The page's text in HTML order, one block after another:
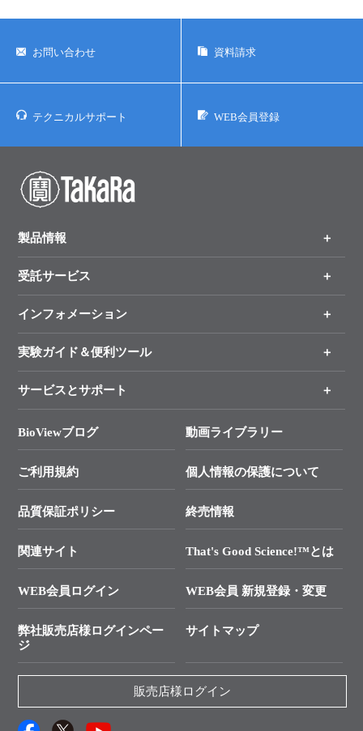
お問い合わせ 資料請求
テクニカルサポート WEB会員登録
製品情報
製品一覧
手法から製品を探す
新製品情報
受託サービス
オンライン注文
インフォメーション
キャンペーン
タカラバイオ各種会員募集のお知らせ
終売製品のお知らせ
価格改定のご案内
技術セミナーのご案内
タカラバイオ発表文献
実験ガイド＆便利ツール
リアルタイムPCR実験のススメ
幹細胞・再生医療研究ガイド
クローニング実験ガイド
SMARTer NGSポータルサイト
プライマー設計
制限酵素切断サイトの検索
ユーザーズボイス集
抗体検索サイト
サービスとサポート
総合お問い合わせ
├ 実験コンシェルジュ
├ 受託サービスお問い合わせ
資料請求 機器関連
資料請求 受託関連
資料請求 核酸抽出・精製カタログ
サンプル請求一覧
BioViewブログ 動画ライブラリー
ご利用規約 個人情報の保護について
品質保証ポリシー 終売情報
関連サイト That's Good Science!™とは
WEB会員ログイン WEB会員 新規登録・変更
弊社販売店様ログインペー
ジ
サイトマップ
販売店様ログイン